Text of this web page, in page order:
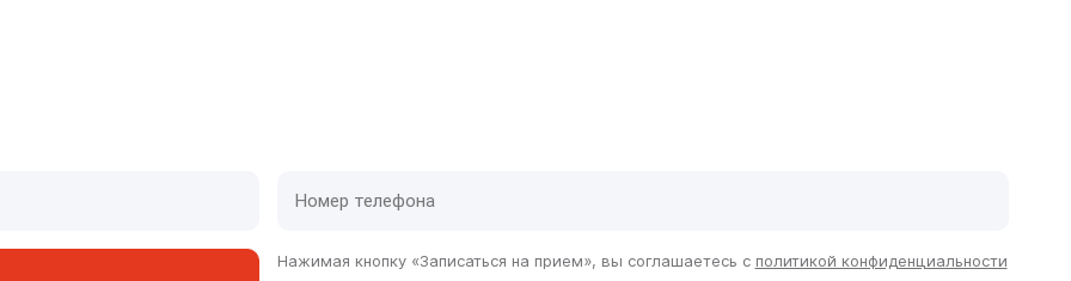
Нажимая кнопку «Записаться на прием», вы соглашаетесь с политикой конфиденциальности